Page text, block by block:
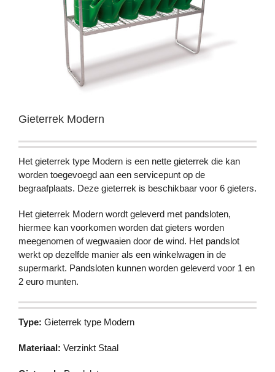
Gieterrek Modern
Het gieterrek type Modern is een nette gieterrek die kan
worden toegevoegd aan een servicepunt op de
begraafplaats. Deze gieterrek is beschikbaar voor 6 gieters.
Het gieterrek Modern wordt geleverd met pandsloten,
hiermee kan voorkomen worden dat gieters worden
meegenomen of wegwaaien door de wind. Het pandslot
werkt op dezelfde manier als een winkelwagen in de
supermarkt. Pandsloten kunnen worden geleverd voor 1 en
2 euro munten.
Type: Gieterrek type Modern
Materiaal: Verzinkt Staal